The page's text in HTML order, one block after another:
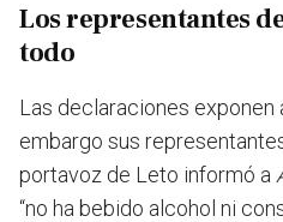
Los representantes
todo
Las declaraciones exponen
embargo sus
portavoz de Leto informó a
“no ha bebido alcohol ni